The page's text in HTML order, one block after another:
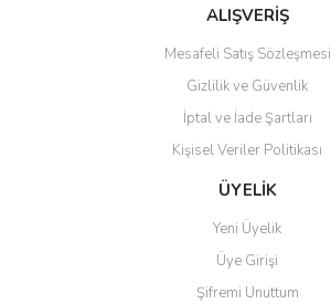
Bu ürüne benzer farklı alternatifler olmalı.
Gönder
ALIŞVERİŞ
Mesafeli Satış Sözleşmesi
Gizlilik ve Güvenlik
İptal ve İade Şartları
Kişisel Veriler Politikası
ÜYELİK
Yeni Üyelik
Üye Girişi
Şifremi Unuttum